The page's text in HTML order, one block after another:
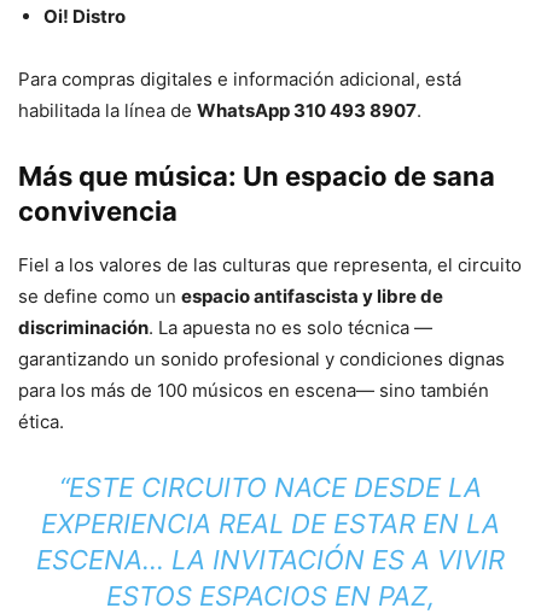
Oi! Distro
Para compras digitales e información adicional, está
habilitada la línea de WhatsApp 310 493 8907.
Más que música: Un espacio de sana
convivencia
Fiel a los valores de las culturas que representa, el circuito
se define como un espacio antifascista y libre de
discriminación. La apuesta no es solo técnica —
garantizando un sonido profesional y condiciones dignas
para los más de 100 músicos en escena— sino también
ética.
“ESTE CIRCUITO NACE DESDE LA
EXPERIENCIA REAL DE ESTAR EN LA
ESCENA… LA INVITACIÓN ES A VIVIR
ESTOS ESPACIOS EN PAZ,